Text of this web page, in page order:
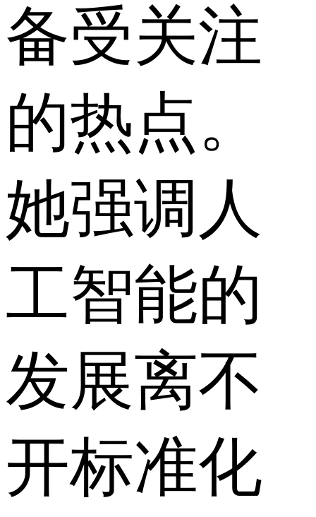
备受关注
的热点。
她强调人
工智能的
发展离不
开标准化